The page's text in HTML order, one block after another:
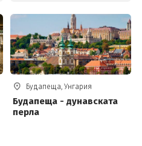
Будапеща, Унгария
Будапеща - дунавската
перла